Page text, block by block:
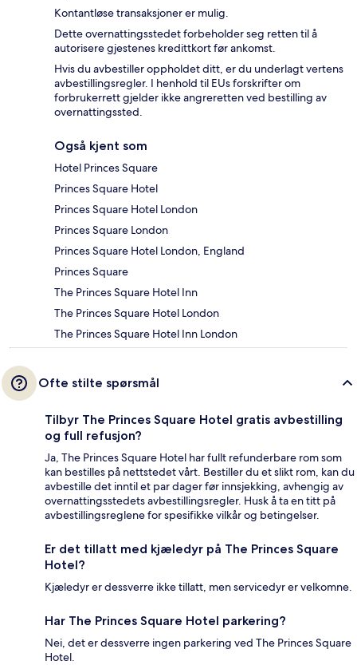
Kontantløse transaksjoner er mulig.
Dette overnattingsstedet forbeholder seg retten til å
autorisere gjestenes kredittkort før ankomst.
Hvis du avbestiller oppholdet ditt, er du underlagt vertens
avbestillingsregler. I henhold til EUs forskrifter om
forbrukerrett gjelder ikke angreretten ved bestilling av
overnattingssted.
Også kjent som
Hotel Princes Square
Princes Square Hotel
Princes Square Hotel London
Princes Square London
Princes Square Hotel London, England
Princes Square
The Princes Square Hotel Inn
The Princes Square Hotel London
The Princes Square Hotel Inn London
Ofte stilte spørsmål
Tilbyr The Princes Square Hotel gratis avbestilling
og full refusjon?
Ja, The Princes Square Hotel har fullt refunderbare rom som
kan bestilles på nettstedet vårt. Bestiller du et slikt rom, kan du
avbestille det inntil et par dager før innsjekking, avhengig av
overnattingsstedets avbestillingsregler. Husk å ta en titt på
avbestillingsreglene for spesifikke vilkår og betingelser.
Er det tillatt med kjæledyr på The Princes Square
Hotel?
Kjæledyr er dessverre ikke tillatt, men servicedyr er velkomne.
Har The Princes Square Hotel parkering?
Nei, det er dessverre ingen parkering ved The Princes Square
Hotel.